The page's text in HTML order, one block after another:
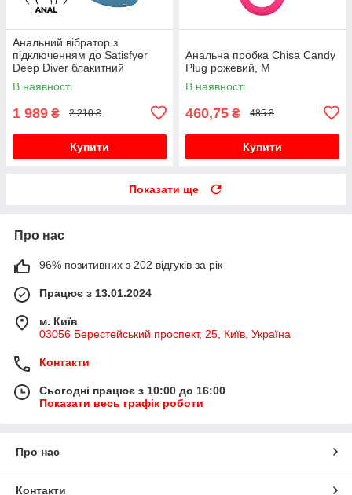
Анальний вібратор з
підключенням до Satisfyer
Deep Diver блакитний
В наявності
1 989 ₴ 2 210 ₴
Купити
Анальна пробка Chisa Candy
Plug рожевий, M
В наявності
460,75 ₴ 485 ₴
Купити
Показати ще
Про нас
96% позитивних з 202 відгуків за рік
Працює з 13.01.2024
м. Київ
03056 Берестейський проспект, 25, Київ, Україна
Контакти
Сьогодні працює з 10:00 до 16:00
Показати весь графік роботи
Про нас
Контакти